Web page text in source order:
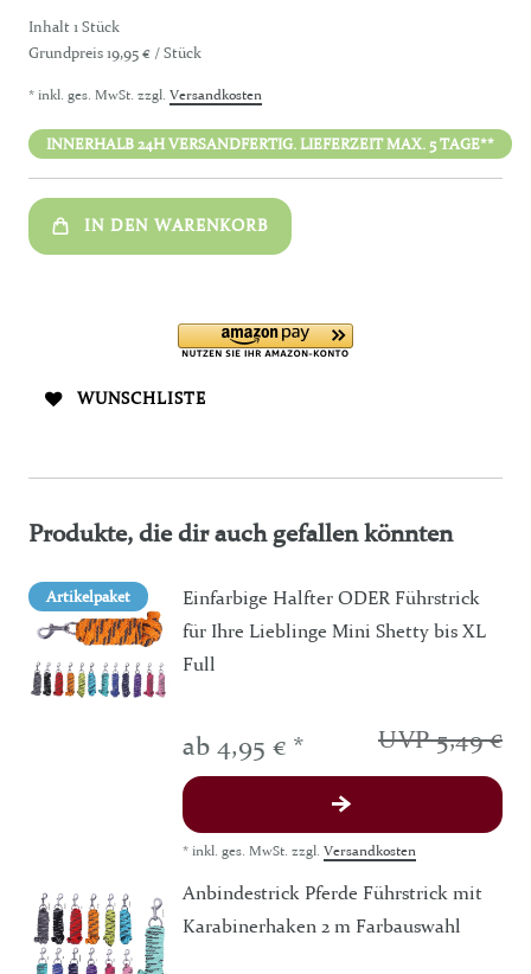
Inhalt1 Stück
Grundpreis19,95 € / Stück
* inkl. ges. MwSt. zzgl. Versandkosten
INNERHALB 24H VERSANDFERTIG. LIEFERZEIT MAX. 5 TAGE**
IN DEN WARENKORB
WUNSCHLISTE
Produkte, die dir auch gefallen könnten
Artikelpaket
Einfarbige Halfter ODER Führstrick
für Ihre Lieblinge Mini Shetty bis XL
Full
UVP 5,49 €
ab 4,95 € *
* inkl. ges. MwSt. zzgl. Versandkosten
Anbindestrick Pferde Führstrick mit
Karabinerhaken 2 m Farbauswahl